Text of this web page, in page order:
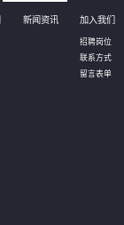
新闻资讯 加入我们
招聘岗位
联系方式
留言表单